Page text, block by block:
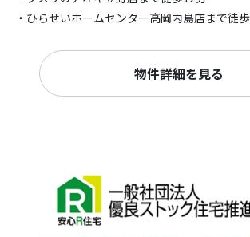
・ひらせいホームセンター高岡内島店まで徒
物件詳細を見る